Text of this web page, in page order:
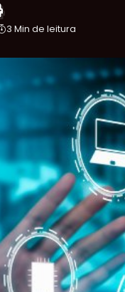
3 Min de leitura